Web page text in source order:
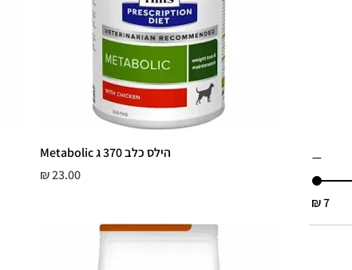
‏7 ‏₪
הילס כלב 370 ג Metabolic
מחיר